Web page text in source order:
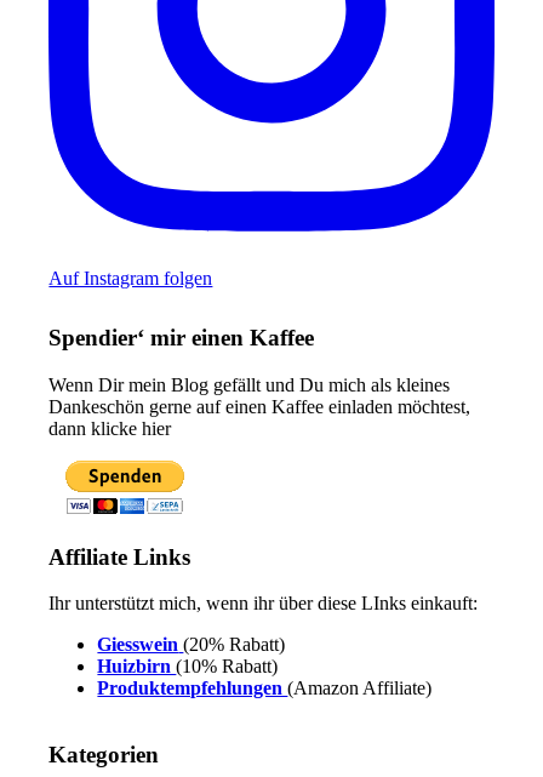
Auf Instagram folgen
Spendier‘ mir einen Kaffee
Wenn Dir mein Blog gefällt und Du mich als kleines
Dankeschön gerne auf einen Kaffee einladen möchtest,
dann klicke hier
Affiliate Links
Ihr unterstützt mich, wenn ihr über diese LInks einkauft:
Giesswein (20% Rabatt)
Huizbirn(10% Rabatt)
Produktempfehlungen(Amazon Affiliate)
Kategorien